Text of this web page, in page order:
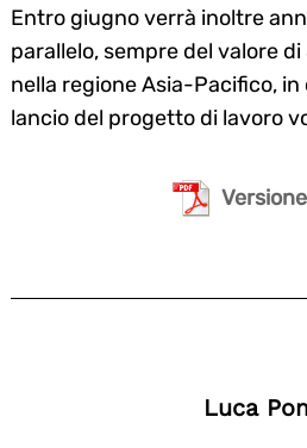
Entro giugno verrà inoltre
parallelo, sempre del valore
nella regione Asia-Pacifico,
lancio del progetto di lavoro
Luca